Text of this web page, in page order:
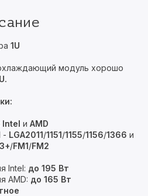
1U
модуль хорошо
Intel и AMD
- LGA2011/1151/1155/1156/1366 и
/FM1/FM2
Intel: до 195 Вт
AMD: до 165 Вт